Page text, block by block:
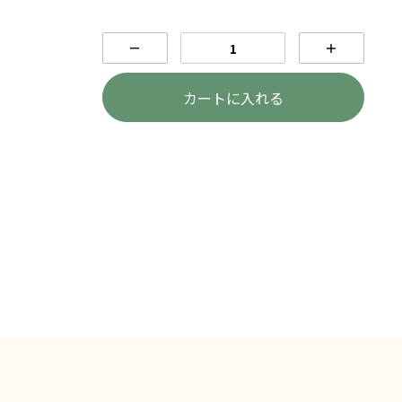
－ ＋
カートに入れる